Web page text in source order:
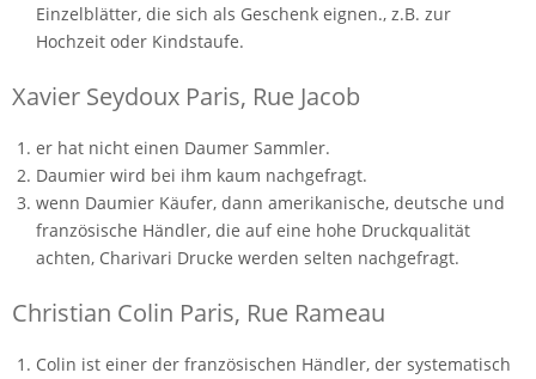
Einzelblätter, die sich als Geschenk eignen., z.B. zur
Hochzeit oder Kindstaufe.
Xavier Seydoux Paris, Rue Jacob
er hat nicht einen Daumer Sammler.
Daumier wird bei ihm kaum nachgefragt.
wenn Daumier Käufer, dann amerikanische, deutsche und
französische Händler, die auf eine hohe Druckqualität
achten, Charivari Drucke werden selten nachgefragt.
Christian Colin Paris, Rue Rameau
Colin ist einer der französischen Händler, der systematisch